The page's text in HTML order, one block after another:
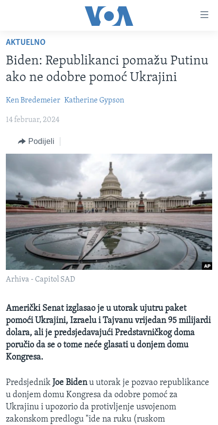
glavni
sadržaj
Pređi
na
glavnu
Idi
pretragu
TV PROGRAM
VIDEO
VIJESTI
SJEDINJENE AMERIČKE DRŽAVE
BOSNA I HERCEGOVINA
NAUKA I TEHNOLOGIJA
SPECIJALNI PROJEKTI
SLOBODA MEDIJA
ŽENSKA STRANA
IZBJEGLIČKA STRANA
MAGAZIN
O GLASU AMERIKE
Learning English
Jezici
AKTUELNO
Biden: Republikanci pomažu Putinu
ako ne odobre pomoć Ukrajini
Ken Bredemeier Katherine Gypson
14 februar, 2024
Podijeli
Arhiva - Capitol SAD
Američki Senat izglasao je u utorak ujutru paket
pomoći Ukrajini, Izraelu i Tajvanu vrijedan 95 milijardi
dolara, ali je predsjedavajući Predstavničkog doma
poručio da se o tome neće glasati u donjem domu
Kongresa.
Predsjednik Joe Bidenu utorak je pozvao republikance
u donjem domu Kongresa da odobre pomoć za
Ukrajinu i upozorio da protivljenje usvojenom
zakonskom predlogu "ide na ruku (ruskom